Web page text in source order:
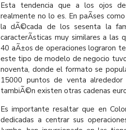
Esta tendencia que a los ojos de
realmente no lo es. En paÃ­ses
la dÃ©cada de los sesenta la
caracterÃ­sticas muy similares a las
40 aÃ±os de operaciones lograron
este tipo de modelo de negocio
noventa, donde el formato se
15000 puntos de venta
tambiÃ©n existen otras cadenas
Es importante resaltar que en
dedicadas a centrar sus